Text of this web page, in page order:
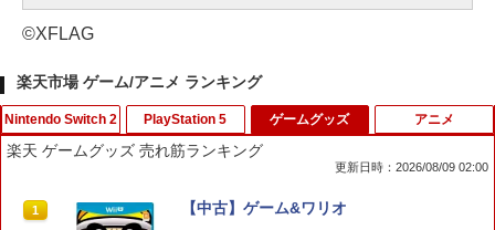
©XFLAG
楽天市場 ゲーム/アニメ ランキング
Nintendo Switch 2
1
【7週連続1位】inklink公式 Switch / Sw
PlayStation 5
1
CYBER ・ コントローラー充電ケーブル
ゲームグッズ
楽天 ゲームグッズ 売れ筋ランキング
更新日時：2026/08/09 02:00
1 【中古】ゲーム&ワリオ
アニメ